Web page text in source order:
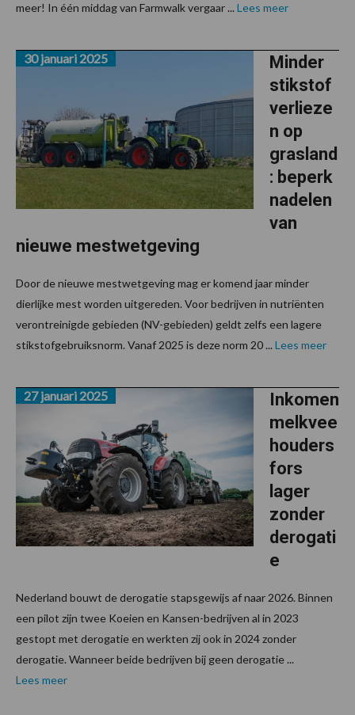
meer! In één middag van Farmwalk vergaar ... Lees meer
Minder
stikstof
verlieze
n op
grasland
: beperk
nadelen
van
nieuwe mestwetgeving
30 januari 2025
Door de nieuwe mestwetgeving mag er komend jaar minder
dierlijke mest worden uitgereden. Voor bedrijven in nutriënten
verontreinigde gebieden (NV-gebieden) geldt zelfs een lagere
stikstofgebruiksnorm. Vanaf 2025 is deze norm 20 ... Lees meer
Inkomen
melkvee
houders
fors
lager
zonder
derogati
e
27 januari 2025
Nederland bouwt de derogatie stapsgewijs af naar 2026. Binnen
een pilot zijn twee Koeien en Kansen-bedrijven al in 2023
gestopt met derogatie en werkten zij ook in 2024 zonder
derogatie. Wanneer beide bedrijven bij geen derogatie ...
Lees meer